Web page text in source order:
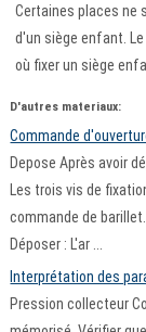
Certaines places ne
d'un siège enfant.
où fixer un siège
D'autres materiaux:
Commande
Depose Après avoir
Les trois vis de
commande de
Déposer : L'ar ...
Interprétation des
Pression collecteur